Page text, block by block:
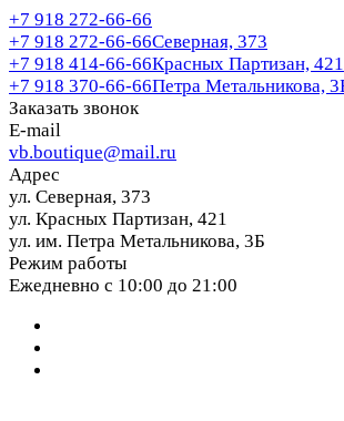
+7 918 272-66-66
+7 918 272-66-66Северная, 373
+7 918 414-66-66Красных Партизан, 421
+7 918 370-66-66Петра Метальникова,
Заказать звонок
E-mail
vb.boutique@mail.ru
Адрес
ул. Северная, 373
ул. Красных Партизан, 421
ул. им. Петра Метальникова, 3Б
Режим работы
Ежедневно с 10:00 до 21:00